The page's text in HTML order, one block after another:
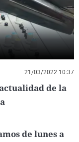
21/03/2022 10:37
de la
de lunes a